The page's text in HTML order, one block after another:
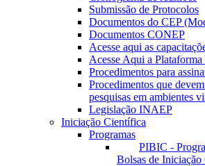
Submissão de Protocolos
Documentos do CEP
Documentos CONEP
Acesse aqui as
Acesse Aqui a
Procedimentos para
Procedimentos que
pesquisas em ambientes
Legislação INAEP
Iniciação Científica
Programas
PIBIC -
Bolsas de